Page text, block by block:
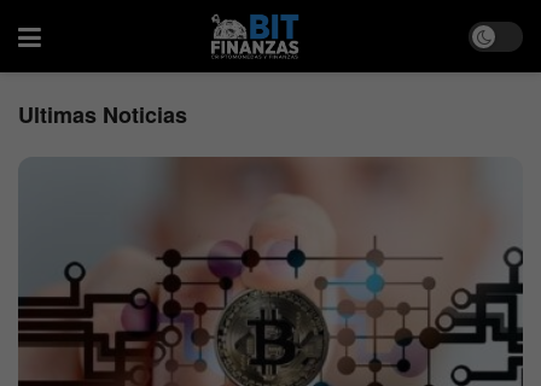
Ultimas Noticias